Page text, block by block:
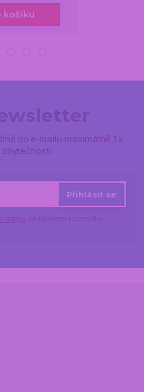
košíku
do e-mailu maximálně 1x
Přihlásit se